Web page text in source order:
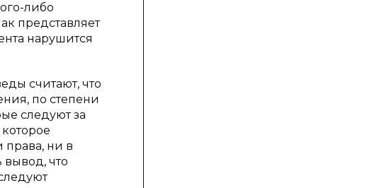
либо
представляет
нарушится
считают, что
по степени
следуют за
права, ни в
вывод, что